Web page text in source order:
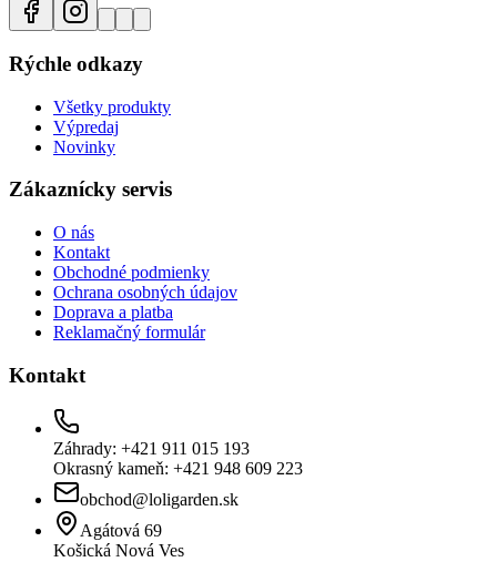
Rýchle odkazy
Všetky produkty
Výpredaj
Novinky
Zákaznícky servis
O nás
Kontakt
Obchodné podmienky
Ochrana osobných údajov
Doprava a platba
Reklamačný formulár
Kontakt
Záhrady: +421 911 015 193
Okrasný kameň: +421 948 609 223
obchod@loligarden.sk
Agátová 69
Košická Nová Ves